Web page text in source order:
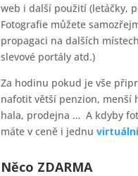
web i další použití (letáčky,
Fotografie můžete
propagaci na dalších
slevové portály atd.)
Za hodinu pokud je vše
nafotit větší penzion, menší
hala, prodejna … A kdyby
máte v ceně i jednu
Něco ZDARMA